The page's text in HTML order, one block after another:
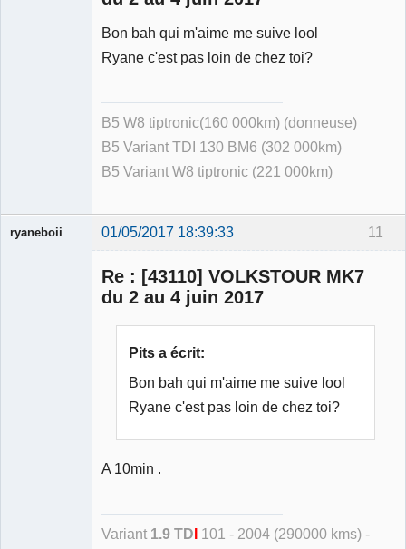
Bon bah qui m'aime me suive lool
Ryane c'est pas loin de chez toi?
B5 W8 tiptronic(160 000km) (donneuse)
B5 Variant TDI 130 BM6 (302 000km)
B5 Variant W8 tiptronic (221 000km)
11
ryaneboii 01/05/2017 18:39:33
Re : [43110] VOLKSTOUR MK7
du 2 au 4 juin 2017
Pits a écrit:
Bon bah qui m'aime me suive lool
Ryane c'est pas loin de chez toi?
A 10min .
Variant 1.9 TD 101 - 2004 (290000 kms) -